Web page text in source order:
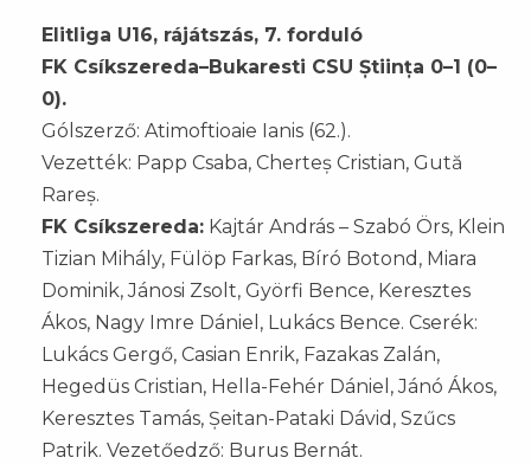
Elitliga U16, rájátszás, 7. forduló
FK Csíkszereda–Bukaresti CSU Știința 0–1 (0–
0).
Gólszerző: Atimoftioaie Ianis (62.).
Vezették: Papp Csaba, Cherteș Cristian, Gută
Rareș.
FK Csíkszereda: Kajtár András – Szabó Örs, Klein
Tizian Mihály, Fülöp Farkas, Bíró Botond, Miara
Dominik, Jánosi Zsolt, Györfi Bence, Keresztes
Ákos, Nagy Imre Dániel, Lukács Bence. Cserék:
Lukács Gergő, Casian Enrik, Fazakas Zalán,
Hegedüs Cristian, Hella-Fehér Dániel, Jánó Ákos,
Keresztes Tamás, Șeitan-Pataki Dávid, Szűcs
Patrik. Vezetőedző: Burus Bernát.